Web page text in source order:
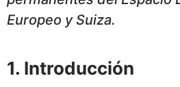
Europeo y Suiza.
1. Introducción